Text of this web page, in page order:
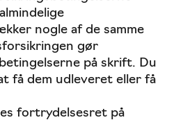
nogle af de samme
gør
på skrift. Du
få dem udleveret eller få
fortrydelsesret på